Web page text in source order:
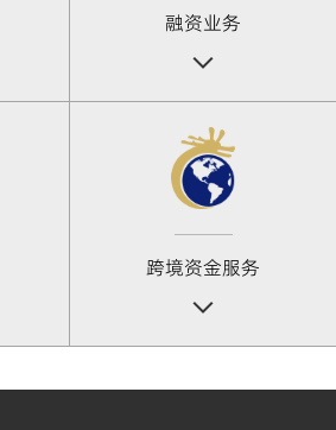
融资业务
跨境资金服务